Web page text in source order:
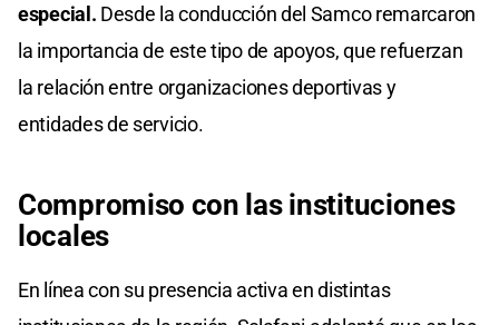
especial. Desde la conducción del Samco remarcaron
la importancia de este tipo de apoyos, que refuerzan
la relación entre organizaciones deportivas y
entidades de servicio.
Compromiso con las instituciones
locales
En línea con su presencia activa en distintas